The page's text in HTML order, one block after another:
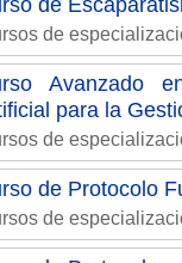
de
de
Avanzado
para la
de
de Protocolo
de